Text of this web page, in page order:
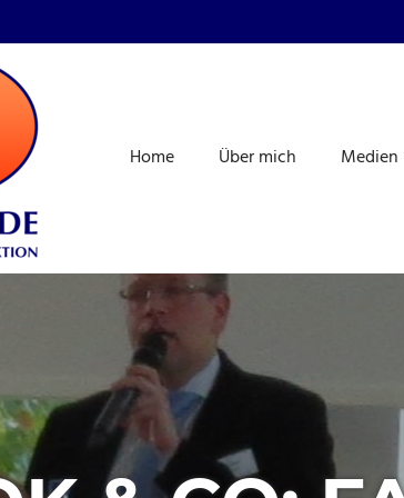
REDAKTION,
VIDEO-
PRODUKTION
Home Über mich Medien